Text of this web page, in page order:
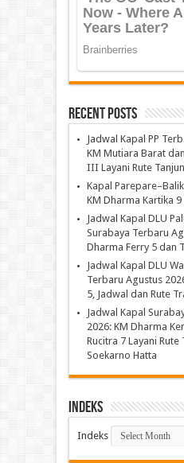
Recent Posts
Jadwal Kapal PP
KM Mutiara Barat
III Layani Rute
Kapal
KM Dharma Kartika
Jadwal Kapal DLU
Surabaya Terbaru
Dharma Ferry 5 dan
Jadwal Kapal DLU
Terbaru Agustus
5, Jadwal dan Rute
Jadwal Kapal
2026: KM Dharma
Rucitra 7 Layani Rute
Soekarno Hatta
Indeks
Indeks